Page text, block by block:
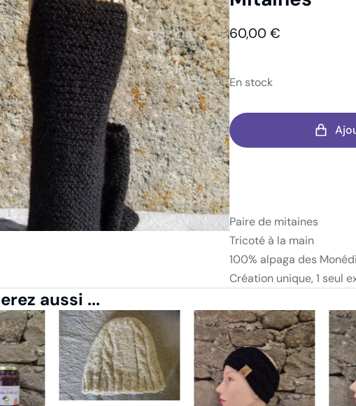
Gants/mitaines Mitaines
60,00 €
En stock
Paire de mitaines
Tricoté à la main
100% alpaga des
Création unique, 1 seul
aussi ...